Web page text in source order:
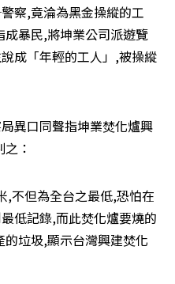
察,竟淪為黑金操縱的工
暴民,將坤業公司派遊覽
成「年輕的工人」,被操縱
異口同聲指坤業焚化爐興
：
,不但為全台之最低,恐怕在
低記錄,而此焚化爐要燒的
垃圾,顯示台灣興建焚化